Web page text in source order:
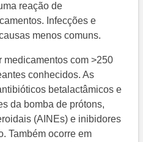
reação de
Infecções e
menos comuns.
medicamentos com >250
conhecidos. As
betalactâmicos e
da bomba de prótons,
(AINEs) e inibidores
Também ocorre em